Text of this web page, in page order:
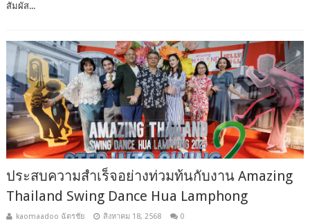
สัมผัส...
ประสบความสำเร็จอย่างท่วมท้นกับงาน Amazing
Thailand Swing Dance Hua Lamphong
kaomaadoo ฉัตรชัย สิงหาคม 18, 2568 0